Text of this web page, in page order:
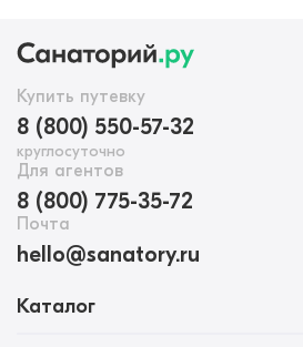
Купить путевку
8 (800) 550-57-32
круглосуточно
Для агентов
8 (800) 775-35-72
Почта
hello@sanatory.ru
Каталог